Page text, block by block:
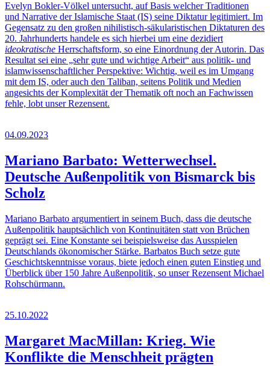
Evelyn Bokler-Völkel untersucht, auf Basis welcher Traditionen
und Narrative der Islamische Staat (IS) seine Diktatur legitimiert. Im
Gegensatz zu den großen nihilistisch-säkularistischen Diktaturen des
20. Jahrhunderts handele es sich hierbei um eine dezidiert
ideokratische Herrschaftsform, so eine Einordnung der Autorin. Das
Resultat sei eine „sehr gute und wichtige Arbeit“ aus politik- und
islamwissenschaftlicher Perspektive: Wichtig, weil es im Umgang
mit dem IS, oder auch den Taliban, seitens Politik und Medien
angesichts der Komplexität der Thematik oft noch an Fachwissen
fehle, lobt unser Rezensent.
04.09.2023
Mariano Barbato: Wetterwechsel.
Deutsche Außenpolitik von Bismarck bis
Scholz
Mariano Barbato argumentiert in seinem Buch, dass die deutsche
Außenpolitik hauptsächlich von Kontinuitäten statt von Brüchen
geprägt sei. Eine Konstante sei beispielsweise das Ausspielen
Deutschlands ökonomischer Stärke. Barbatos Buch setze gute
Geschichtskenntnisse voraus, biete jedoch einen guten Einstieg und
Überblick über 150 Jahre Außenpolitik, so unser Rezensent Michael
Rohschürmann.
25.10.2022
Margaret MacMillan: Krieg. Wie
Konflikte die Menschheit prägten